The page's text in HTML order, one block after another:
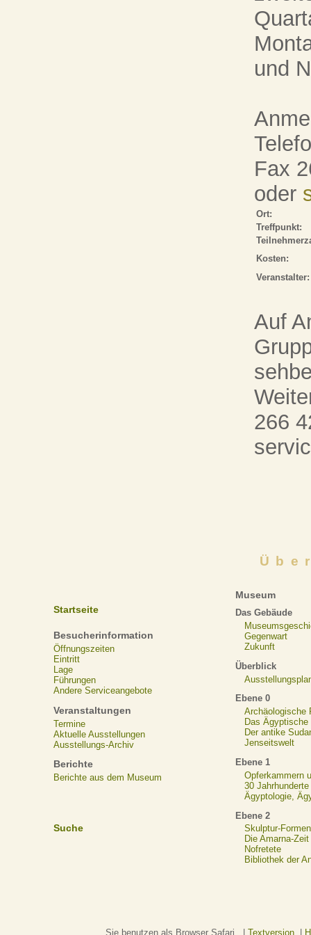
und
Fax
oder
Ort:
Treffpunkt:
Kosten:
Veranstalter:
Auf
266
Startseite
Besucherinformation
Öffnungszeiten
Eintritt
Lage
Führungen
Andere Serviceangebote
Veranstaltungen
Termine
Aktuelle Ausstellungen
Ausstellungs-Archiv
Berichte
Berichte aus dem Museum
Suche
Museum
Das Gebäude
Gegenwart
Zukunft
Überblick
Ebene 0
Archäologische
Das Ägyptische
Der antike
Jenseitswelt
Ebene 1
Opferkammern
30
Ägyptologie,
Ebene 2
Skulptur-Formen
Die Amarna-Zeit
Nofretete
Bibliothek der
Sie benutzen als Browser Safari. | Textversion|